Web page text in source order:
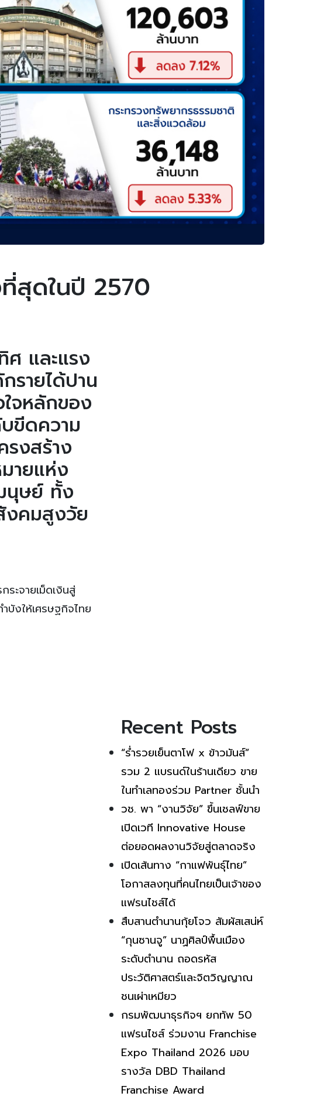
สุดในปี 2570
ศ และแรง
รายได้ปาน
จหลักของ
ขีดความ
รงสร้าง
ายแห่ง
นุษย์ ทั้ง
งคมสูงวัย
ะจายเม็ดเงินสู่
บังให้เศรษฐกิจไทย
Recent Posts
“ร่ำรวยเย็นตาโฟ x ข้าวมันส์”
รวม 2 แบรนด์ในร้านเดียว ขาย
ในทำเลทองร่วม Partner ชั้นนำ
วช. พา “งานวิจัย” ขึ้นเชลฟ์ขาย
เปิดเวที Innovative House
ต่อยอดผลงานวิจัยสู่ตลาดจริง
เปิดเส้นทาง “กาแฟพันธุ์ไทย”
โอกาสลงทุนที่คนไทยเป็นเจ้าของ
แฟรนไชส์ได้
สืบสานตำนานกุ้ยโจว สัมผัสเสน่ห์
“กุนซานจู” นาฏศิลป์พื้นเมือง
ระดับตำนาน ถอดรหัส
ประวัติศาสตร์และจิตวิญญาณ
ชนเผ่าเหมียว
กรมพัฒนาธุรกิจฯ ยกทัพ 50
แฟรนไชส์ ร่วมงาน Franchise
Expo Thailand 2026 มอบ
รางวัล DBD Thailand
Franchise Award